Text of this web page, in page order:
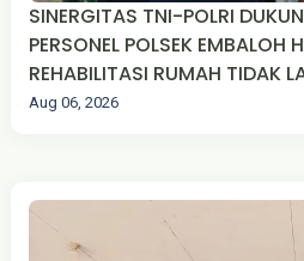
SINERGITAS TNI-POLRI
PERSONEL POLSEK EMBALOH
REHABILITASI RUMAH TIDAK
Aug 06, 2026